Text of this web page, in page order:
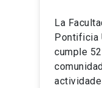
La
Pontificia
cumple